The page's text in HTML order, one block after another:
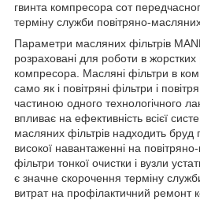
гвинта компресора сот
терміну служби повітряно-
Параметри масляних фільтрів
розраховані для роботи в
компресора. Масляні фільтри в
само як і повітряні фільтри і
частиною одного технологічного
впливає на ефективність всієї
масляних фільтрів надходить бруд
високої навантаженні на
фільтри тонкої очистки і вузли
є значне скорочення терміну
витрат на профілактичний ремонт